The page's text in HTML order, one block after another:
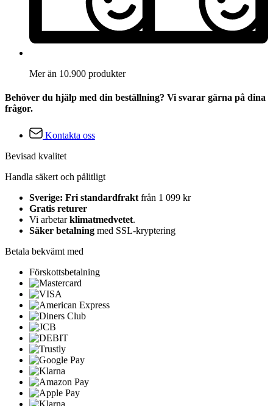
Mer än 10.900 produkter
Behöver du hjälp med din beställning? Vi svarar gärna på dina
frågor.
Kontakta oss
Bevisad kvalitet
Handla säkert och pålitligt
Sverige: Fri standardfrakt från 1 099 kr
Gratis returer
Vi arbetarklimatmedvetet.
Säker betalning med SSL-kryptering
Betala bekvämt med
Förskottsbetalning